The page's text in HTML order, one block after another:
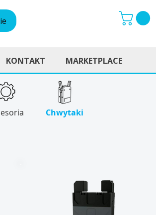
KONTAKT MARKETPLACE
Chwytaki